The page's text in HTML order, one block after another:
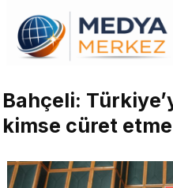
Bahçeli:
kimse cüret